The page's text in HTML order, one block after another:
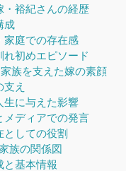
・裕紀さんの経歴
成
庭での存在感
初めエピソード
族を支えた嫁の素顔
え
に与えた影響
ディアでの発言
しての役割
族の関係図
と基本情報